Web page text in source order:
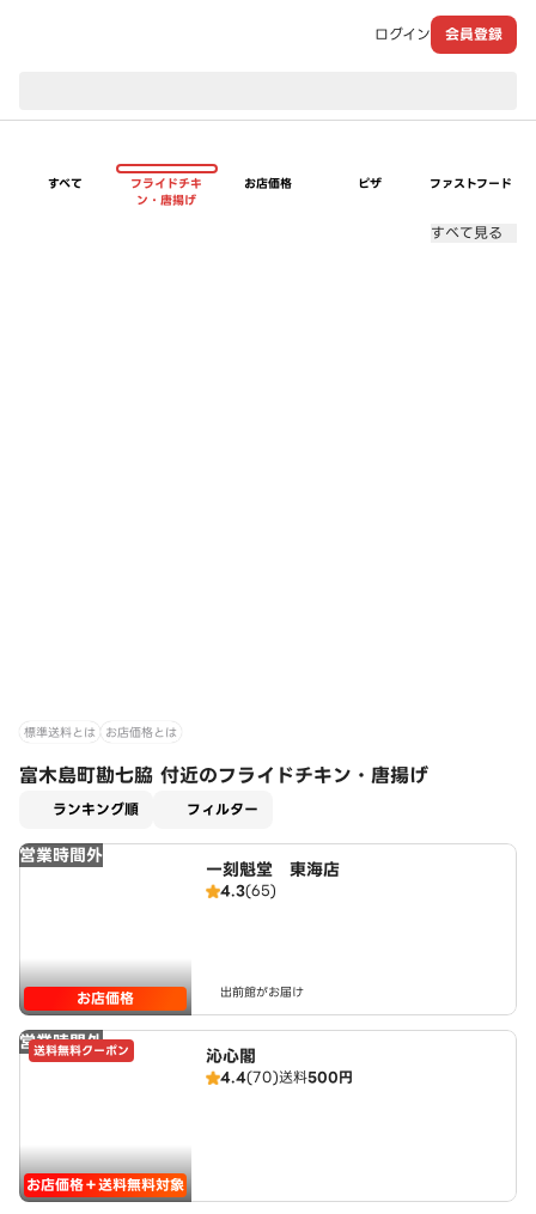
ログイン 会員登録
すべて
フライドチキ
ン・唐揚げ
お店価格 ピザ ファストフード
すべて見る
標準送料とは お店価格とは
富木島町勘七脇 付近のフライドチキン・唐揚げ
ランキング順 フィルター
営業時間外
お店価格
一刻魁堂 東海店
4.3(65)
出前館がお届け
営業時間外
送料無料クーポン
お店価格＋送料無料対象
沁心閣
4.4(70)送料500円